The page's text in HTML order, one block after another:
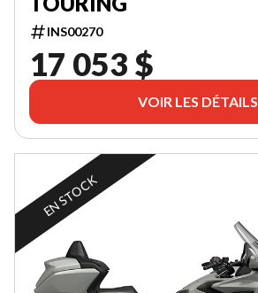
INS00270
17 053 $
VOIR LES DÉTAILS
EN STOCK